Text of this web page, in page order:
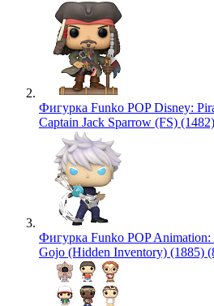
Фигурка Funko POP Disney:
Captain Jack Sparrow (FS)
Фигурка Funko POP Animation:
Gojo (Hidden Inventory) (1885)